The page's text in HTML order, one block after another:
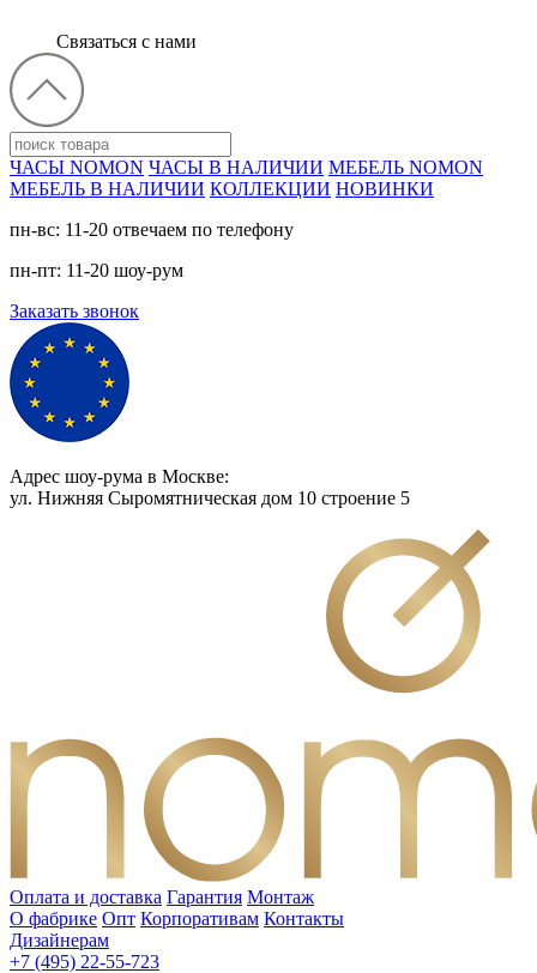
Связаться с нами
ЧАСЫ NOMON ЧАСЫ В НАЛИЧИИ МЕБЕЛЬ NOMON
МЕБЕЛЬ В НАЛИЧИИ КОЛЛЕКЦИИ НОВИНКИ
пн-вс: 11-20 отвечаем по телефону
пн-пт: 11-20 шоу-рум
Заказать звонок
Адрес шоу-рума в Москве:
ул. Нижняя Сыромятническая дом 10 cтроение 5
Оплата и доставка Гарантия Монтаж
О фабрике Опт Корпоративам Контакты
Дизайнерам
+7 (495) 22-55-723